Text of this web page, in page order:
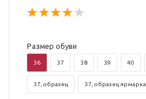
Размер обуви
36 37 38 39 40
37, образец 37, образец ярмарка